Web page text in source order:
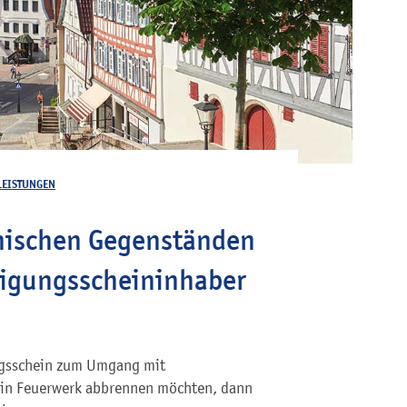
Gegenständen
zum Umgang mit
Feuerwerk abbrennen möchten, dann